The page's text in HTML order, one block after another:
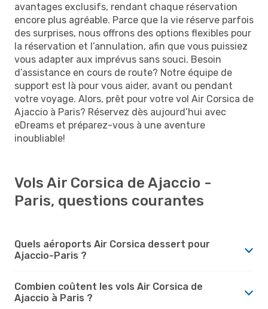
avantages exclusifs, rendant chaque réservation
encore plus agréable. Parce que la vie réserve parfois
des surprises, nous offrons des options flexibles pour
la réservation et l’annulation, afin que vous puissiez
vous adapter aux imprévus sans souci. Besoin
d’assistance en cours de route? Notre équipe de
support est là pour vous aider, avant ou pendant
votre voyage. Alors, prêt pour votre vol Air Corsica de
Ajaccio à Paris? Réservez dès aujourd’hui avec
eDreams et préparez-vous à une aventure
inoubliable!
Vols Air Corsica de Ajaccio -
Paris, questions courantes
Quels aéroports Air Corsica dessert pour
Ajaccio-Paris ?
Combien coûtent les vols Air Corsica de
Ajaccio à Paris ?